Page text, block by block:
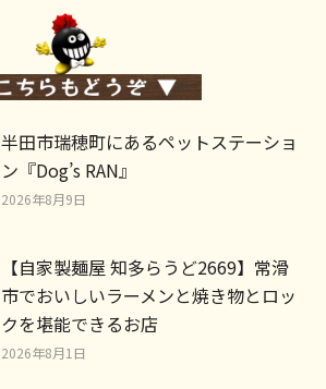
半田市瑞穂町にあるペットステーショ
ン『Dog’s RAN』
2026年8月9日
【自家製麺屋 知多らうど2669】常滑
市でおいしいラーメンと焼き物とロッ
クを堪能できるお店
2026年8月1日